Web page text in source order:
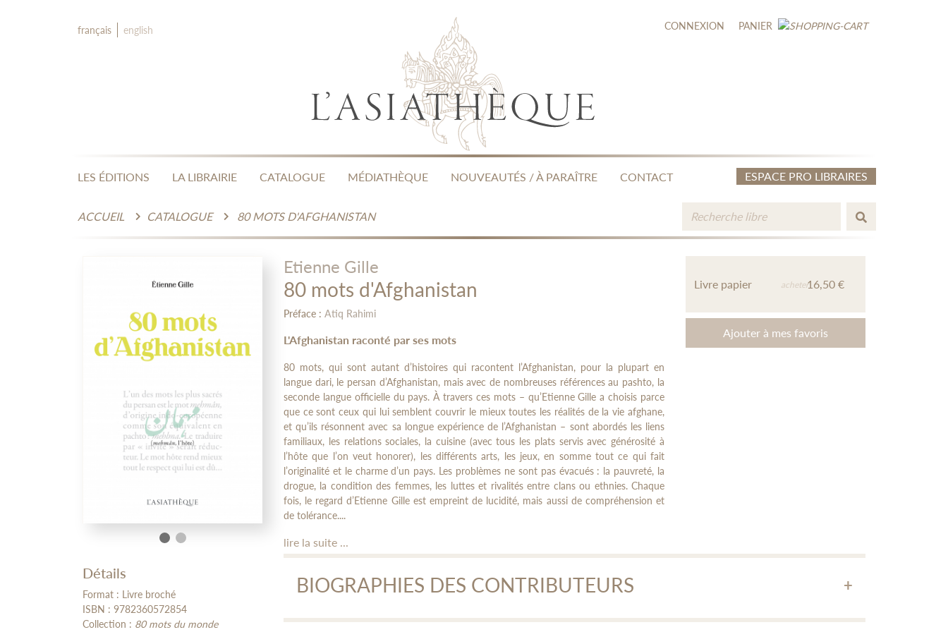
français english CONNEXION PANIER
LES ÉDITIONS LA LIBRAIRIE CATALOGUE MÉDIATHÈQUE NOUVEAUTÉS / À PARAÎTRE CONTACT ESPACE PRO LIBRAIRES
ACCUEIL CATALOGUE 80 MOTS D'AFGHANISTAN
Détails
Format : Livre broché
ISBN : 9782360572854
Collection : 80 mots du monde
Etienne Gille
80 mots d'Afghanistan
Préface : Atiq Rahimi
L'Afghanistan raconté par ses mots
80 mots, qui sont autant d’histoires qui racontent l’Afghanistan, pour la plupart en
langue dari, le persan d’Afghanistan, mais avec de nombreuses références au pashto, la
seconde langue officielle du pays. À travers ces mots – qu’Etienne Gille a choisis parce
que ce sont ceux qui lui semblent couvrir le mieux toutes les réalités de la vie afghane,
et qu’ils résonnent avec sa longue expérience de l’Afghanistan – sont abordés les liens
familiaux, les relations sociales, la cuisine (avec tous les plats servis avec générosité à
l’hôte que l’on veut honorer), les différents arts, les jeux, en somme tout ce qui fait
l’originalité et le charme d’un pays. Les problèmes ne sont pas évacués : la pauvreté, la
drogue, la condition des femmes, les luttes et rivalités entre clans ou ethnies. Chaque
fois, le regard d’Etienne Gille est empreint de lucidité, mais aussi de compréhension et
de tolérance....
lire la suite ...
Livre papier acheter16,50 €
Ajouter à mes favoris
BIOGRAPHIES DES CONTRIBUTEURS